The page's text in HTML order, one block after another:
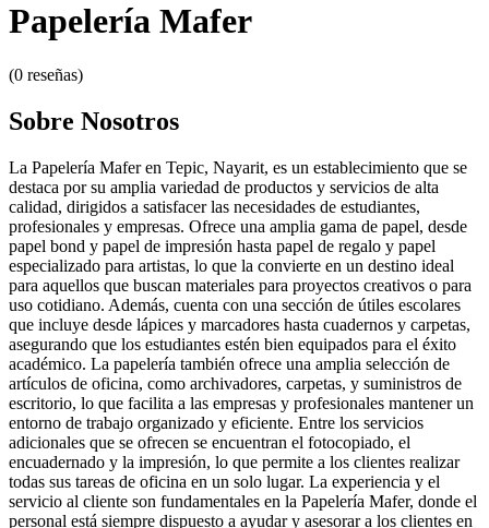
Papelería Mafer
(0 reseñas)
Sobre Nosotros
La Papelería Mafer en Tepic, Nayarit, es un establecimiento que se
destaca por su amplia variedad de productos y servicios de alta
calidad, dirigidos a satisfacer las necesidades de estudiantes,
profesionales y empresas. Ofrece una amplia gama de papel, desde
papel bond y papel de impresión hasta papel de regalo y papel
especializado para artistas, lo que la convierte en un destino ideal
para aquellos que buscan materiales para proyectos creativos o para
uso cotidiano. Además, cuenta con una sección de útiles escolares
que incluye desde lápices y marcadores hasta cuadernos y carpetas,
asegurando que los estudiantes estén bien equipados para el éxito
académico. La papelería también ofrece una amplia selección de
artículos de oficina, como archivadores, carpetas, y suministros de
escritorio, lo que facilita a las empresas y profesionales mantener un
entorno de trabajo organizado y eficiente. Entre los servicios
adicionales que se ofrecen se encuentran el fotocopiado, el
encuadernado y la impresión, lo que permite a los clientes realizar
todas sus tareas de oficina en un solo lugar. La experiencia y el
servicio al cliente son fundamentales en la Papelería Mafer, donde el
personal está siempre dispuesto a ayudar y asesorar a los clientes en